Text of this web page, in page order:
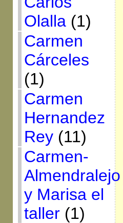
Olalla(1)
Carmen
Cárceles
(1)
Carmen
Hernandez
Rey(11)
Carmen-
Almendralejo
y Marisa el
taller(1)